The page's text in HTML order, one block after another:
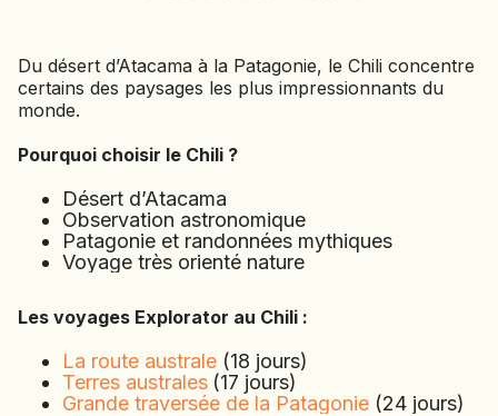
Du désert d’Atacama à la Patagonie, le Chili concentre
certains des paysages les plus impressionnants du
monde.
Pourquoi choisir le Chili ?
Désert d’Atacama
Observation astronomique
Patagonie et randonnées mythiques
Voyage très orienté nature
Les voyages Explorator au Chili :
La route australe (18 jours)
Terres australes (17 jours)
Grande traversée de la Patagonie (24 jours)